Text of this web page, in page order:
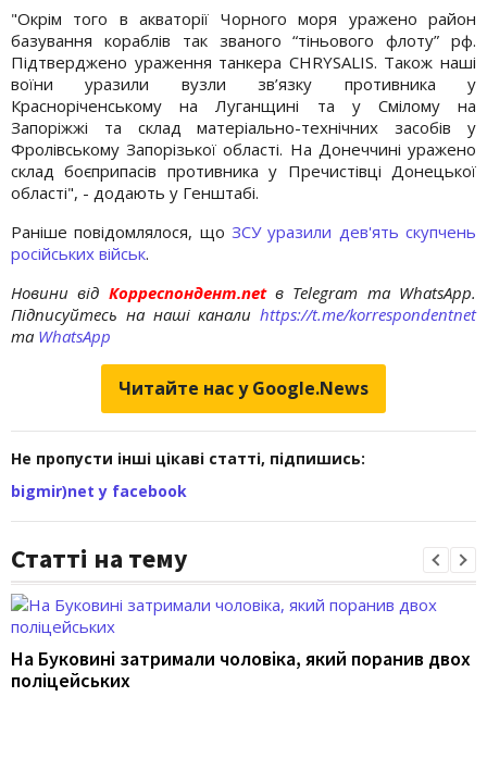
"Окрім того в акваторії Чорного моря уражено район
базування кораблів так званого “тіньового флоту” рф.
Підтверджено ураження танкера CHRYSALIS. Також наші
воїни уразили вузли зв’язку противника у
Красноріченському на Луганщині та у Смілому на
Запоріжжі та склад матеріально-технічних засобів у
Фролівському Запорізької області. На Донеччині уражено
склад боєприпасів противника у Пречистівці Донецької
області", - додають у Генштабі.
Раніше повідомлялося, що ЗСУ уразили дев'ять скупчень
російських військ.
Новини від Корреспондент.netв Telegram та WhatsApp.
Підписуйтесь на наші канали https://t.me/korrespondentnet
та WhatsApp
Читайте нас у Google.News
Не пропусти інші цікаві статті, підпишись:
bigmir)net у facebook
Статті на тему
На Буковині затримали чоловіка, який поранив двох
поліцейських